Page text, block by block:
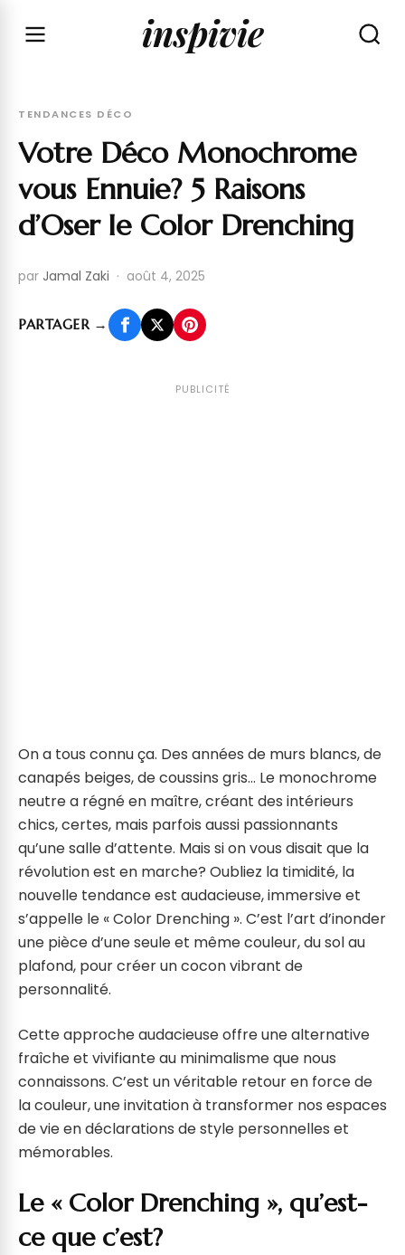
inspivie
TENDANCES DÉCO
Votre Déco Monochrome
vous Ennuie? 5 Raisons
d’Oser le Color Drenching
par Jamal Zaki · août 4, 2025
PARTAGER →
PUBLICITÉ
On a tous connu ça. Des années de murs blancs, de
canapés beiges, de coussins gris… Le monochrome
neutre a régné en maître, créant des intérieurs
chics, certes, mais parfois aussi passionnants
qu’une salle d’attente. Mais si on vous disait que la
révolution est en marche? Oubliez la timidité, la
nouvelle tendance est audacieuse, immersive et
s’appelle le « Color Drenching ». C’est l’art d’inonder
une pièce d’une seule et même couleur, du sol au
plafond, pour créer un cocon vibrant de
personnalité.
Cette approche audacieuse offre une alternative
fraîche et vivifiante au minimalisme que nous
connaissons. C’est un véritable retour en force de
la couleur, une invitation à transformer nos espaces
de vie en déclarations de style personnelles et
mémorables.
Le « Color Drenching », qu’est-
ce que c’est?